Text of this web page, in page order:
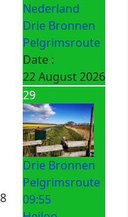
Nederland
Drie Bronnen
Pelgrimsroute
Date :
22 August 2026
29
Drie Bronnen
Pelgrimsroute
09:55